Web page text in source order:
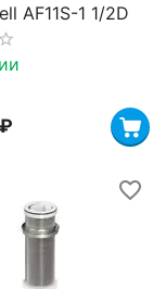
AF11S-1 1/2D
₽